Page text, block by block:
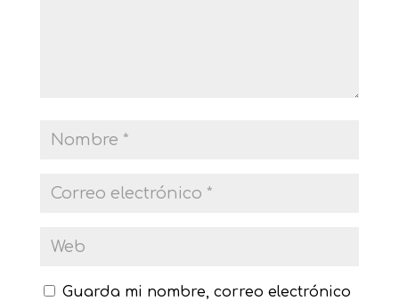
Guarda mi nombre, correo electrónico